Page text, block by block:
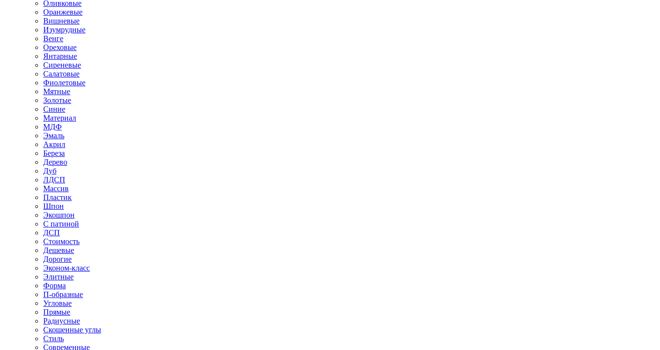
Оливковые
Оранжевые
Вишневые
Изумрудные
Венге
Ореховые
Янтарные
Сиреневые
Салатовые
Фиолетовые
Мятные
Золотые
Синие
Материал
МДФ
Эмаль
Акрил
Береза
Дерево
Дуб
ЛДСП
Массив
Пластик
Шпон
Экошпон
С патиной
ДСП
Стоимость
Дешевые
Дорогие
Эконом-класс
Элитные
Форма
П-образные
Угловые
Прямые
Радиусные
Скошенные углы
Стиль
Современные